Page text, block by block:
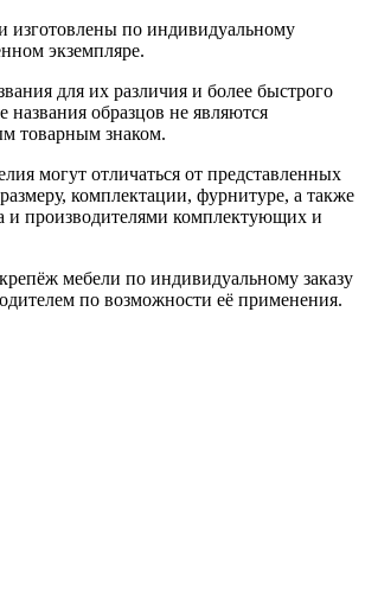
изготовлены по индивидуальному
экземпляре.
для их различия и более быстрого
названия образцов не являются
товарным знаком.
могут отличаться от представленных
комплектации, фурнитуре, а также
и производителями комплектующих и
мебели по индивидуальному заказу
по возможности её применения.